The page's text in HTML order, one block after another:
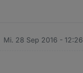
Mi. 28 Sep 2016 - 12:26